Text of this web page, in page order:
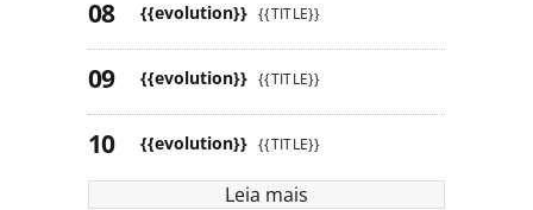
{{evolution}} {{TITLE}}
{{evolution}} {{TITLE}}
{{evolution}} {{TITLE}}
Leia mais